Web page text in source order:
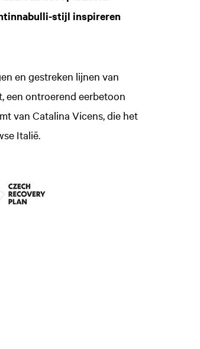
stijl inspireren
en gestreken lijnen van
een ontroerend eerbetoon
van Catalina Vicens, die het
Italië.